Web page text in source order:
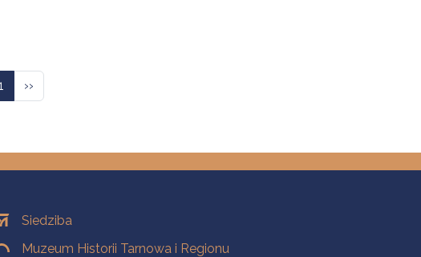
Następna strona
››
Siedziba
Muzeum Historii Tarnowa i Regionu